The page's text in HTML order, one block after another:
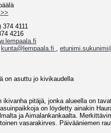
374 4111
4216
kunta@lempaala.fi ,
on asuttu jo kivikaudella
ikivanha pitäjä, jonka alueella on
on löydetty ainakin
ja Aimalankankaalta.
vasarakirves. Päivääniemen